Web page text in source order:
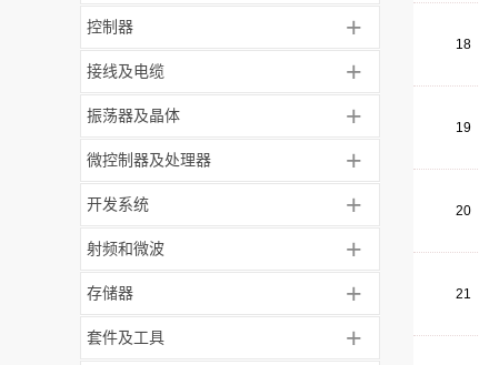
控制器 +
接线及电缆 +
振荡器及晶体 +
微控制器及处理器 +
开发系统 +
射频和微波 +
存储器 +
套件及工具 +
18
19
20
21